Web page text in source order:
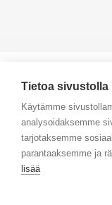
Yhteystiedot
Selaa tuotteita
Tietoa sivustolla
Käytämme
analysoidaksemme
tarjotaksemme
parantaaksemme ja
lisää